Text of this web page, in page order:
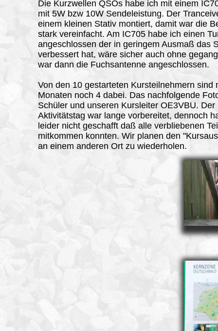
Die Kurzwellen QSOs habe ich mit einem
mit 5W bzw 10W Sendeleistung. Der
einem kleinen Stativ montiert, damit war die
stark vereinfacht. Am IC705 habe ich einen
angeschlossen der in geringem Ausmaß das
verbessert hat, wäre sicher auch ohne
war dann die Fuchsantenne angeschlossen.
Von den 10 gestarteten Kursteilnehmern sind
Monaten noch 4 dabei. Das nachfolgende
Schüler und unseren Kursleiter OE3VBU. Der
Aktivitätstag war lange vorbereitet, dennoch
leider nicht geschafft daß alle verbliebenen
mitkommen konnten. Wir planen den
an einem anderen Ort zu wiederholen.